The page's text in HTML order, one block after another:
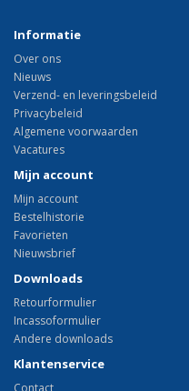
Informatie
Over ons
Nieuws
Verzend- en leveringsbeleid
Privacybeleid
Algemene voorwaarden
Vacatures
Mijn account
Mijn account
Bestelhistorie
Favorieten
Nieuwsbrief
Downloads
Retourformulier
Incassoformulier
Andere downloads
Klantenservice